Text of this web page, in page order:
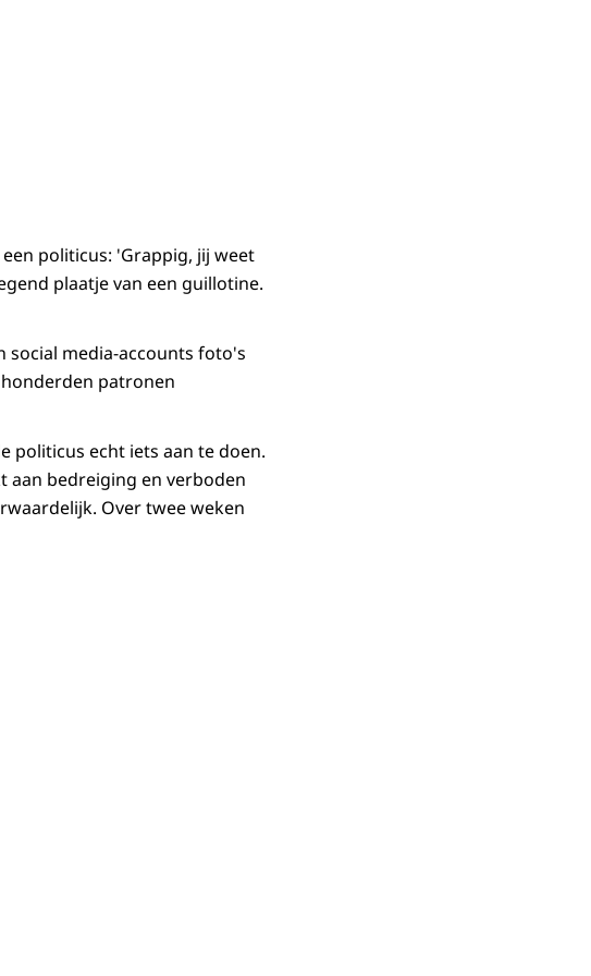
politicus: 'Grappig, jij weet
plaatje van een guillotine.
social media-accounts foto's
patronen
politicus echt iets aan te doen.
aan bedreiging en verboden
Over twee weken